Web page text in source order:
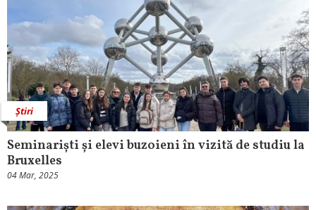
Știri
Seminariști și elevi buzoieni în vizită de studiu la
Bruxelles
04 Mar, 2025